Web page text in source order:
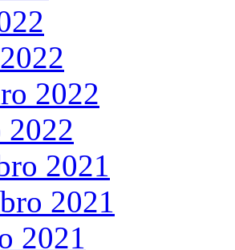
2022
2022
2021
2021
2021